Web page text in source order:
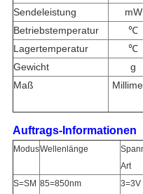
Sendeleistung
mW
Betriebstemperatur
℃
Lagertemperatur
℃
Gewicht
g
Maß
Auftrags-Informationen
ModusWellenlänge
Art
S=SM 85=850nm
3=3V